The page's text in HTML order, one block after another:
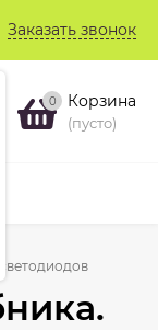
Заказать звонок
0 Корзина
(пусто)